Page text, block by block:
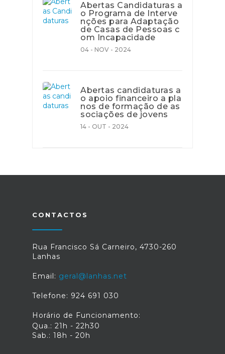
Abertas Candidaturas a
o Programa de Interve
nções para Adaptação
de Casas de Pessoas c
om Incapacidade
04 - NOV - 2024
Abertas candidaturas a
o apoio financeiro a pla
nos de formação de as
sociações de jovens
14 - OUT - 2024
CONTACTOS
Rua Francisco Sá Carneiro, 4730-260
Lanhas
Email: geral@lanhas.net
Telefone: 924 691 030
Horário de Funcionamento:
Qua.: 21h - 22h30
Sab.: 18h - 20h